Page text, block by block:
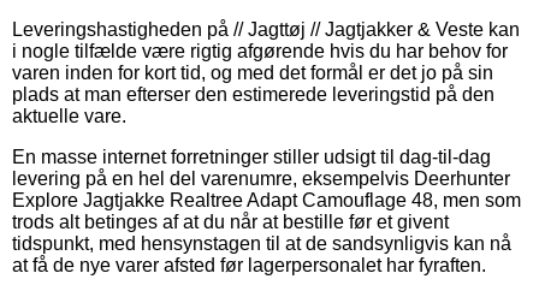
Leveringshastigheden på // Jagttøj // Jagtjakker & Veste kan
i nogle tilfælde være rigtig afgørende hvis du har behov for
varen inden for kort tid, og med det formål er det jo på sin
plads at man efterser den estimerede leveringstid på den
aktuelle vare.
En masse internet forretninger stiller udsigt til dag-til-dag
levering på en hel del varenumre, eksempelvis Deerhunter
Explore Jagtjakke Realtree Adapt Camouflage 48, men som
trods alt betinges af at du når at bestille før et givent
tidspunkt, med hensynstagen til at de sandsynligvis kan nå
at få de nye varer afsted før lagerpersonalet har fyraften.